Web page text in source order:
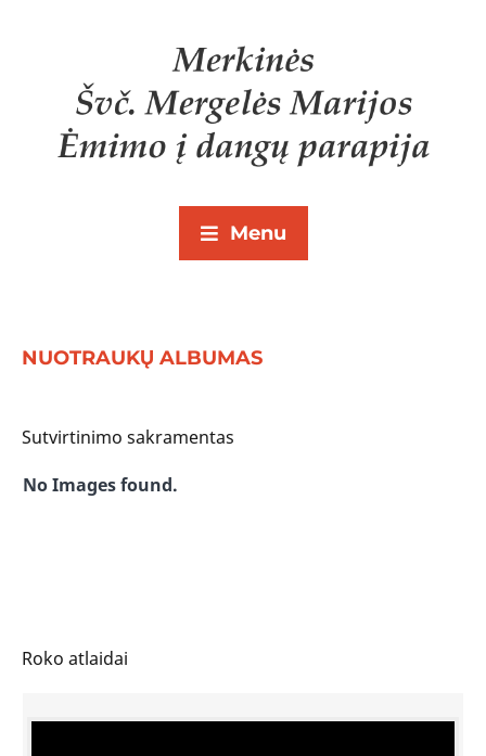
Menu
NUOTRAUKŲ ALBUMAS
Sutvirtinimo sakramentas
No Images found.
Roko atlaidai